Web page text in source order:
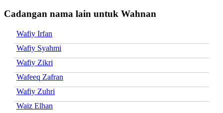
Cadangan nama lain untuk Wahnan
Wafiy Irfan
Wafiy Syahmi
Wafiy Zikri
Wafeeq Zafran
Wafiy Zuhri
Waiz Elhan